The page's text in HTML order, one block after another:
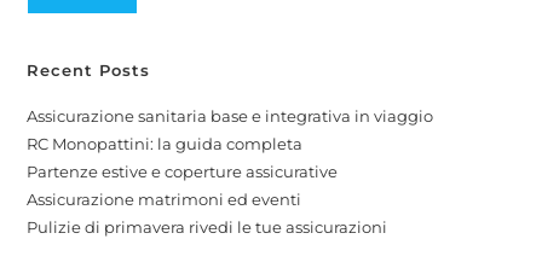
Recent Posts
Assicurazione sanitaria base e integrativa in viaggio
RC Monopattini: la guida completa
Partenze estive e coperture assicurative
Assicurazione matrimoni ed eventi
Pulizie di primavera rivedi le tue assicurazioni